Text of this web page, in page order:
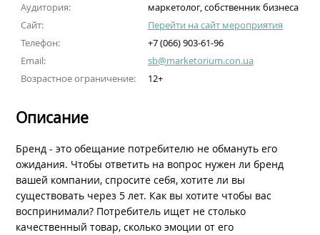
Аудитория:
маркетолог, собственник бизнеса
Сайт:
Перейти на сайт мероприятия
Телефон:
+7 (066) 903-61-96
Email:
sb@marketorium.con.ua
Возрастное ограничение:
12+
Описание
Бренд - это обещание потребителю не обмануть его
ожидания. Чтобы ответить на вопрос нужен ли бренд
вашей компании, спросите себя, хотите ли вы
существовать через 5 лет. Как вы хотите чтобы вас
воспринимали? Потребитель ищет не столько
качественный товар, сколько эмоции от его